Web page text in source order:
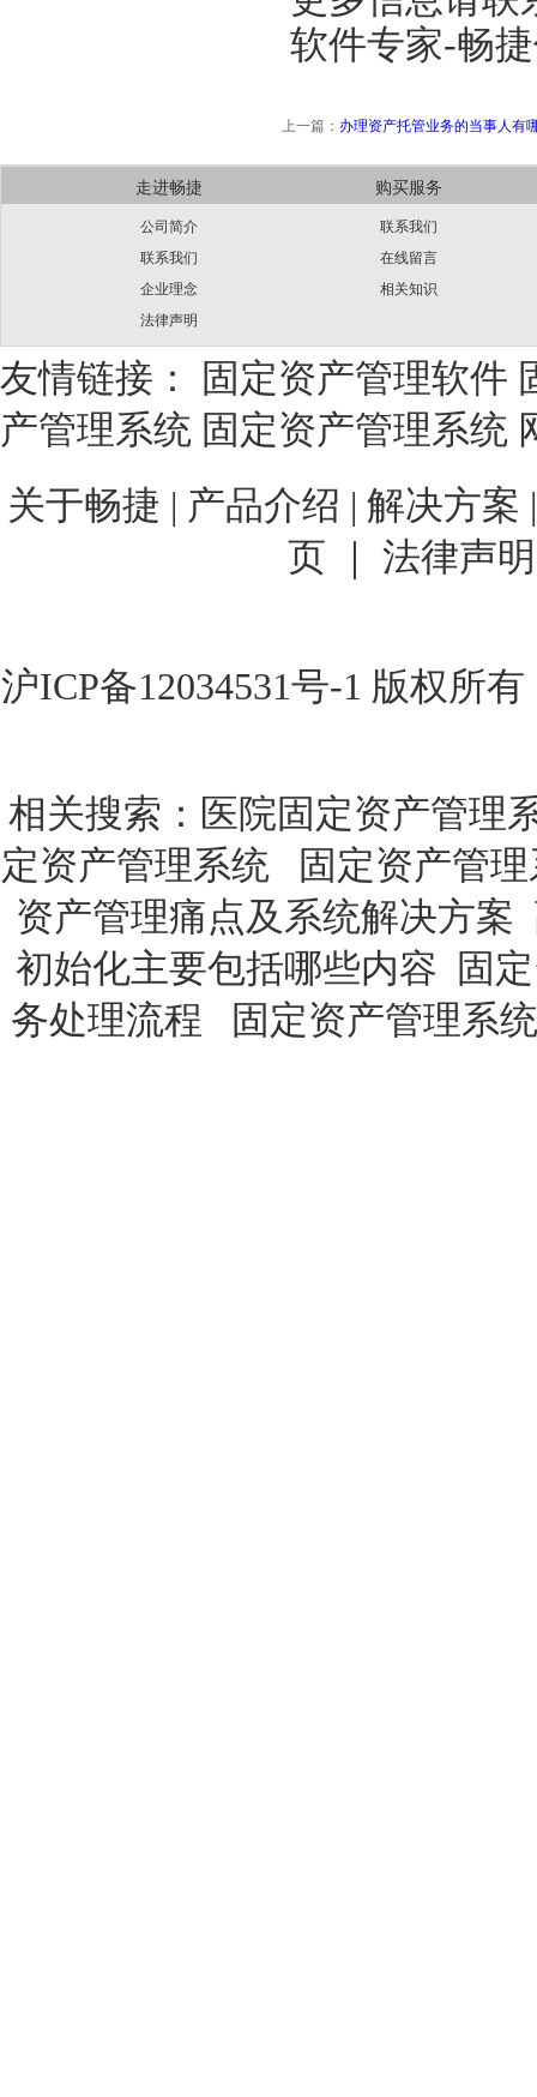
软件专家-畅
上一篇： 办理资产托管业务的当事人有
走进畅捷
公司简介
联系我们
企业理念
法律声明
购买服务
联系我们
在线留言
相关知识
友情链接： 固定资产管理软件
产管理系统 固定资产管理系统
关于畅捷 | 产品介绍 | 解决方案
页 ｜
法律声明
沪ICP备12034531号-1 版权所
相关搜索： 医院固定资产管理
定资产管理系统
固定资产管
资产管理痛点及系统解决方案
初始化主要包括哪些内容
固
务处理流程
固定资产管理系